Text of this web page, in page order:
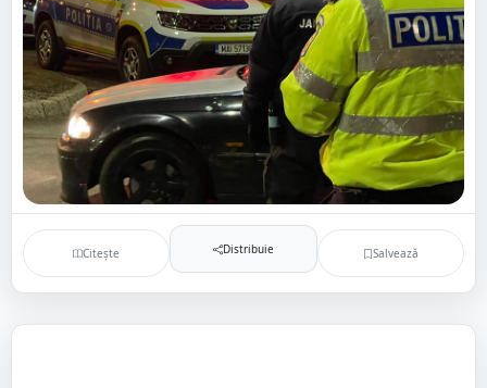
Citește Distribuie Salvează